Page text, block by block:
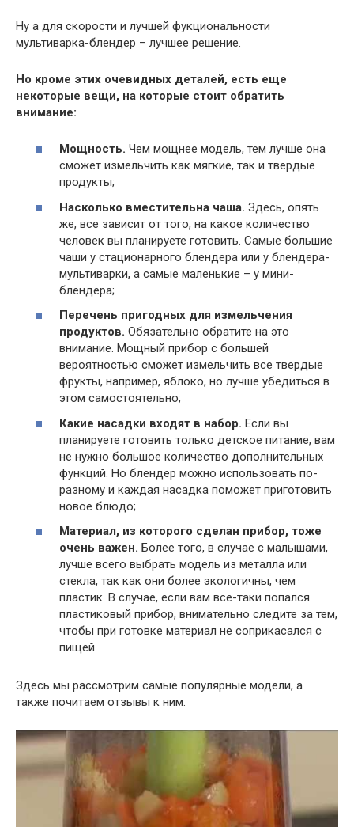
Ну а для скорости и лучшей фукциональности
мультиварка-блендер – лучшее решение.
Но кроме этих очевидных деталей, есть еще
некоторые вещи, на которые стоит обратить
внимание:
Мощность. Чем мощнее модель, тем лучше она
сможет измельчить как мягкие, так и твердые
продукты;
Насколько вместительна чаша. Здесь, опять
же, все зависит от того, на какое количество
человек вы планируете готовить. Самые большие
чаши у стационарного блендера или у блендера-
мультиварки, а самые маленькие – у мини-
блендера;
Перечень пригодных для измельчения
продуктов. Обязательно обратите на это
внимание. Мощный прибор с большей
вероятностью сможет измельчить все твердые
фрукты, например, яблоко, но лучше убедиться в
этом самостоятельно;
Какие насадки входят в набор. Если вы
планируете готовить только детское питание, вам
не нужно большое количество дополнительных
функций. Но блендер можно использовать по-
разному и каждая насадка поможет приготовить
новое блюдо;
Материал, из которого сделан прибор, тоже
очень важен. Более того, в случае с малышами,
лучше всего выбрать модель из металла или
стекла, так как они более экологичны, чем
пластик. В случае, если вам все-таки попался
пластиковый прибор, внимательно следите за тем,
чтобы при готовке материал не соприкасался с
пищей.
Здесь мы рассмотрим самые популярные модели, а
также почитаем отзывы к ним.